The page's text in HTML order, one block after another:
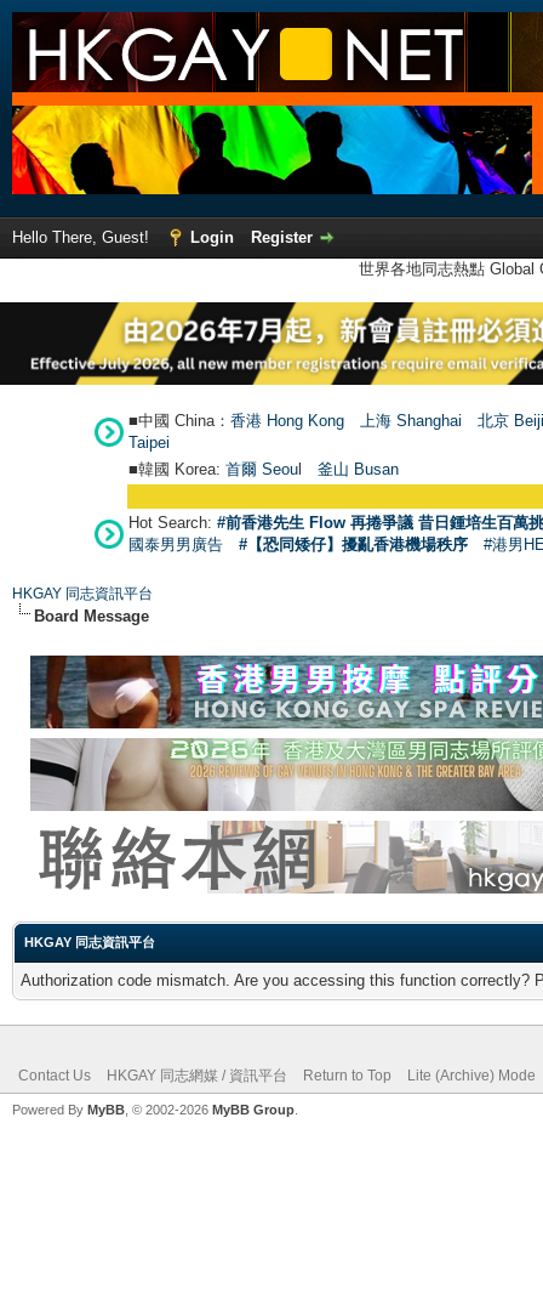
Hello There, Guest! Login
Register
世界各地同志熱點
■中國 China： 香港 Hong Kong 上海 Shanghai
北京
Taipei
■韓國 Korea: 首爾 Seoul 釜山 Busan
Hot Search: #前香港先生 Flow 再捲爭議 昔日鍾培生百萬
國泰男男廣告
#【恐同矮仔】擾亂香港機場秩序 #港男
HKGAY 同志資訊平台
Board Message
HKGAY 同志資訊平台
Authorization code mismatch. Are you accessing this function correctly?
Contact Us HKGAY 同志網媒 / 資訊平台 Return to Top Lite (Archive) Mode
Powered By MyBB , © 2002-2026 MyBB Group